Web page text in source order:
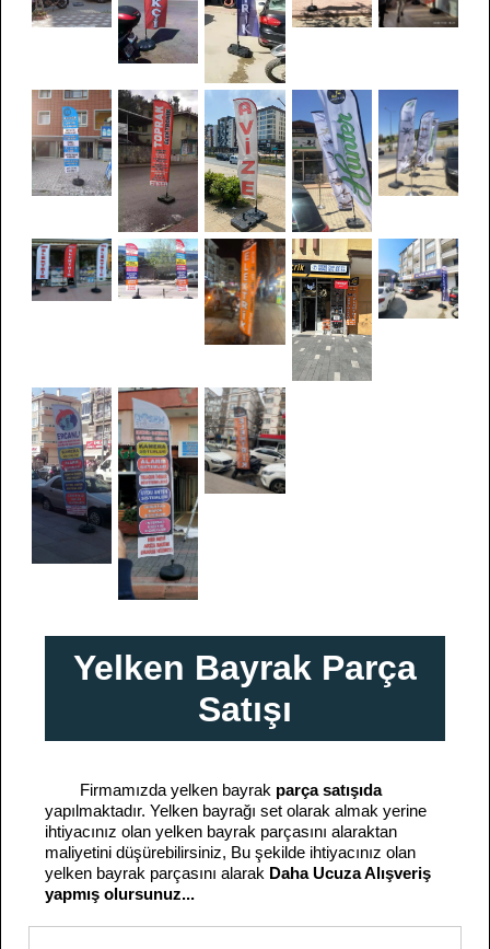
Yelken Bayrak Parça
Satışı
Firmamızda yelken bayrak parça satışıda
yapılmaktadır. Yelken bayrağı set olarak almak yerine
ihtiyacınız olan yelken bayrak parçasını alaraktan
maliyetini düşürebilirsiniz, Bu şekilde ihtiyacınız olan
yelken bayrak parçasını alarak Daha Ucuza Alışveriş
yapmış olursunuz...